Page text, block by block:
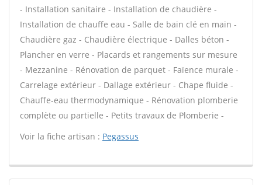
- Installation sanitaire - Installation de chaudière -
Installation de chauffe eau - Salle de bain clé en main -
Chaudière gaz - Chaudière électrique - Dalles béton -
Plancher en verre - Placards et rangements sur mesure
- Mezzanine - Rénovation de parquet - Faïence murale -
Carrelage extérieur - Dallage extérieur - Chape fluide -
Chauffe-eau thermodynamique - Rénovation plomberie
complète ou partielle - Petits travaux de Plomberie -
Voir la fiche artisan : Pegassus